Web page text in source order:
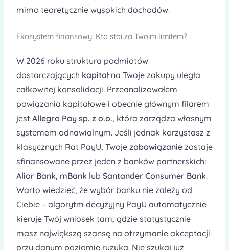
mimo teoretycznie wysokich dochodów.
Ekosystem finansowy: Kto stoi za Twoim limitem?
W 2026 roku struktura podmiotów
dostarczających kapitałna Twoje zakupy uległa
całkowitej konsolidacji. Przeanalizowałem
powiązania kapitałowe i obecnie głównym filarem
jest Allegro Pay sp. z o.o., która zarządza własnym
systemem odnawialnym. Jeśli jednak korzystasz z
klasycznych Rat PayU, Twoje zobowiązaniezostaje
sfinansowane przez jeden z banków partnerskich:
Alior Bank, mBank lub Santander Consumer Bank.
Warto wiedzieć, że wybór banku nie zależy od
Ciebie – algorytm decyzyjny PayU automatycznie
kieruje Twój wniosek tam, gdzie statystycznie
masz największą szansę na otrzymanie akceptacji
przy danym poziomie ryzyka. Nie szukaj już